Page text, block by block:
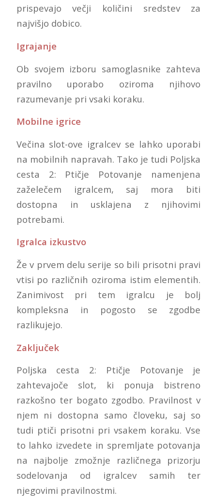
prispevajo večji količini sredstev za
najvišjo dobico.
Igrajanje
Ob svojem izboru samoglasnike zahteva
pravilno uporabo oziroma njihovo
razumevanje pri vsaki koraku.
Mobilne igrice
Večina slot-ove igralcev se lahko uporabi
na mobilnih napravah. Tako je tudi Poljska
cesta 2: Ptičje Potovanje namenjena
zaželečem igralcem, saj mora biti
dostopna in usklajena z njihovimi
potrebami.
Igralca izkustvo
Že v prvem delu serije so bili prisotni pravi
vtisi po različnih oziroma istim elementih.
Zanimivost pri tem igralcu je bolj
kompleksna in pogosto se zgodbe
razlikujejo.
Zaključek
Poljska cesta 2: Ptičje Potovanje je
zahtevajoče slot, ki ponuja bistreno
razkošno ter bogato zgodbo. Pravilnost v
njem ni dostopna samo človeku, saj so
tudi ptiči prisotni pri vsakem koraku. Vse
to lahko izvedete in spremljate potovanja
na najbolje zmožnje različnega prizorju
sodelovanja od igralcev samih ter
njegovimi pravilnostmi.